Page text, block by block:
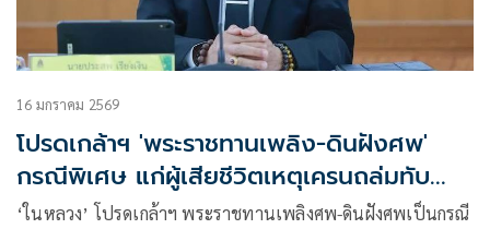
16 มกราคม 2569
โปรดเกล้าฯ 'พระราชทานเพลิง-ดินฝังศพ'
กรณีพิเศษ แก่ผู้เสียชีวิตเหตุเครนถล่มทับ
รถไฟ
‘ในหลวง’ โปรดเกล้าฯ พระราชทานเพลิงศพ-ดินฝังศพเป็นกรณี